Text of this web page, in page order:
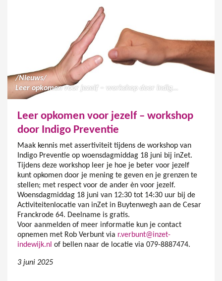
/Nieuws/
Leer opkomen voor jezelf – workshop
door Indigo Preventie
Maak kennis met assertiviteit tijdens de workshop van
Indigo Preventie op woensdagmiddag 18 juni bij inZet.
Tijdens deze workshop leer je hoe je beter voor jezelf
kunt opkomen door je mening te geven en je grenzen te
stellen; met respect voor de ander èn voor jezelf.
Woensdagmiddag 18 juni van 12:30 tot 14:30 uur bij de
Activiteitenlocatie van inZet in Buytenwegh aan de Cesar
Franckrode 64. Deelname is gratis.
Voor aanmelden of meer informatie kun je contact
opnemen met Rob Verbunt via r.verbunt@inzet-
indewijk.nl of bellen naar de locatie via 079-8887474.
3 juni 2025